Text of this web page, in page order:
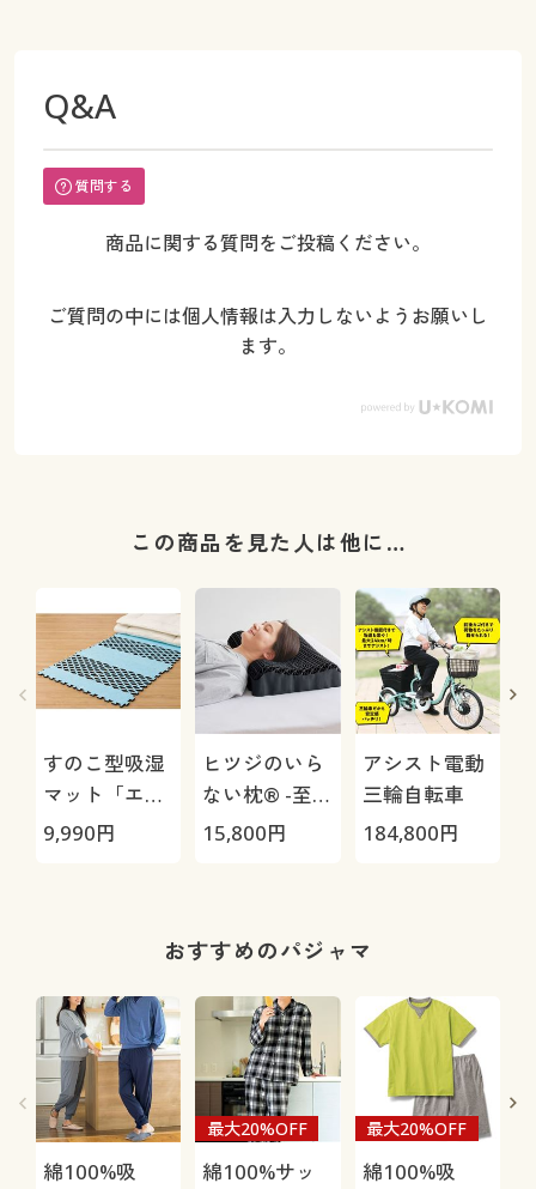
Q&A
質問する
商品に関する質問をご投稿ください。
ご質問の中には個人情報は入力しないようお願いし
ます。
この商品を見た人は他に…
すのこ型吸湿
マット「エア
ージョブ®」
9,990円
ヒツジのいら
ない枕® -至
極-
15,800円
アシスト電動
三輪自転車
184,800円
おすすめのパジャマ
綿100%吸
綿100%サッ
最大20%OFF
綿100%吸
最大20%OFF